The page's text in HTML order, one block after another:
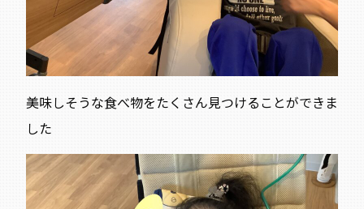
美味しそうな食べ物をたくさん見つけることができま
した